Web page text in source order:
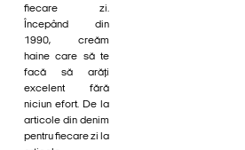
fiecare zi.
Începând din
1990, creăm
haine care să te
facă să arăți
excelent fără
niciun efort. De la
articole din denim
pentru fiecare zi la